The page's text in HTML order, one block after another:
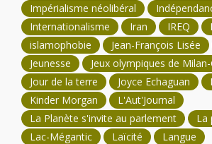
Impérialisme néolibéral
Internationalisme
Iran IREQ
islamophobie
Jean-François Lisée
Jeunesse
Jeux olympiques de
Jour de la terre
Joyce Echaguan
Kinder Morgan
L'Aut'Journal
La Planète s'invite au parlement
La
Lac-Mégantic
Laïcité
Langue